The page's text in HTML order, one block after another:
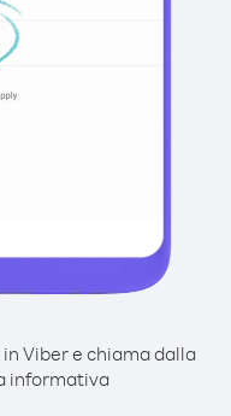
Viber e chiama dalla
informativa